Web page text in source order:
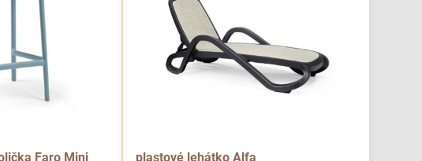
Faro Mini plastové lehátko Alfa